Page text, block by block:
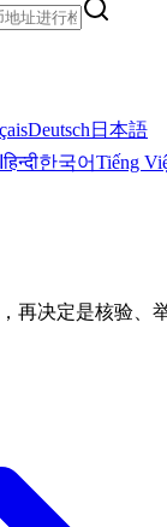
Deutsch 日本語
हिन्दी한국어Tiếng
再决定是核验、